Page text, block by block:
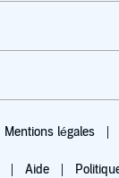
Mentions légales
Aide